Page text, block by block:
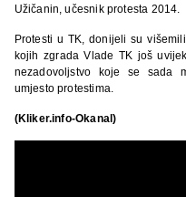
Užičanin, učesnik protesta 2014.
Protesti u TK, donijeli su
kojih zgrada Vlade TK još
nezadovoljstvo koje se sada
umjesto protestima.
(Kliker.info-Okanal)